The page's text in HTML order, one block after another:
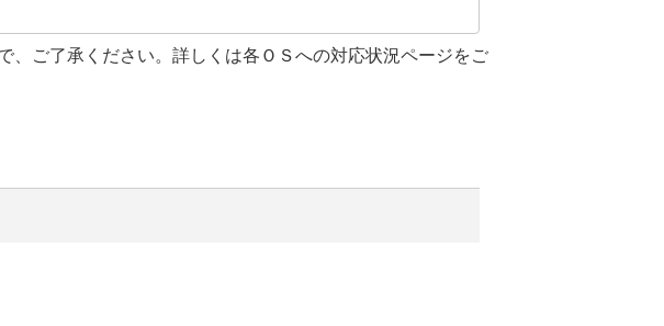
ご了承ください。詳しくは各ＯＳへの対応状況ページをご